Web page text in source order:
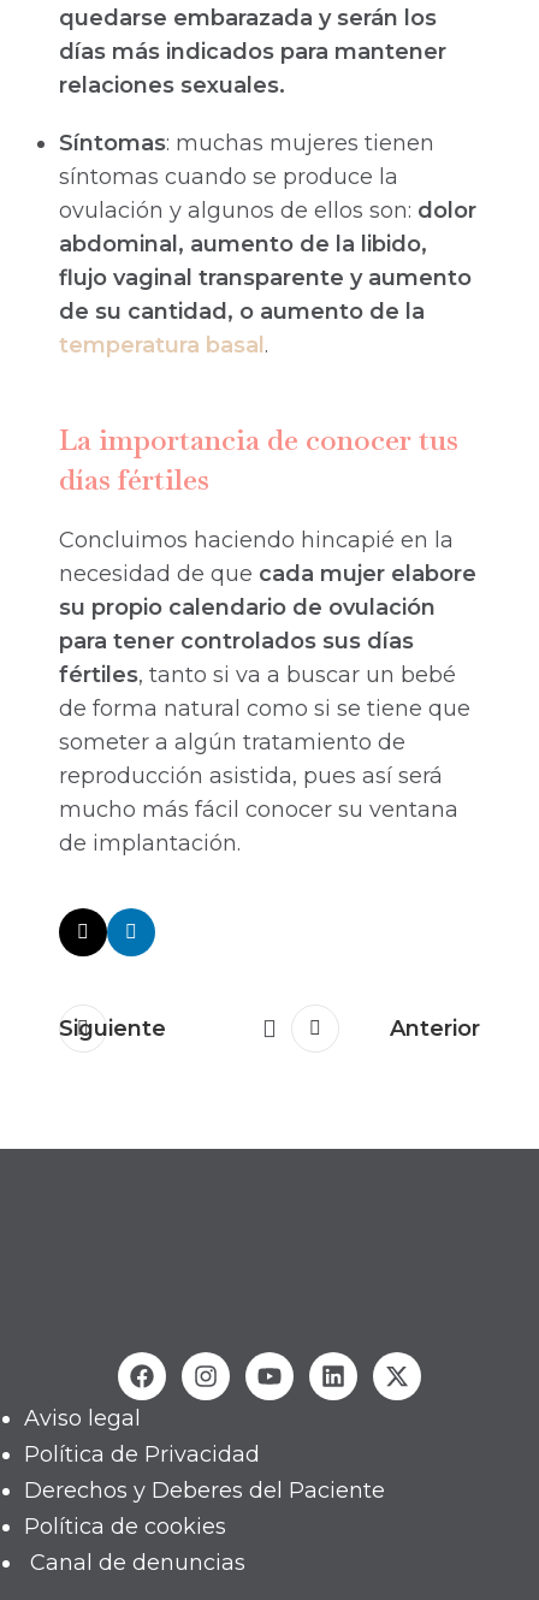
quedarse embarazada y serán los
días más indicados para mantener
relaciones sexuales.
Síntomas: muchas mujeres tienen
síntomas cuando se produce la
ovulación y algunos de ellos son: dolor
abdominal, aumento de la libido,
flujo vaginal transparente y aumento
de su cantidad, o aumento de la
temperatura basal.
La importancia de conocer tus
días fértiles
Concluimos haciendo hincapié en la
necesidad de que cada mujer elabore
su propio calendario de ovulación
para tener controlados sus días
fértiles, tanto si va a buscar un bebé
de forma natural como si se tiene que
someter a algún tratamiento de
reproducción asistida, pues así será
mucho más fácil conocer su ventana
de implantación.
Siguiente Anterior
Aviso legal
Política de Privacidad
Derechos y Deberes del Paciente
Política de cookies
Canal de denuncias